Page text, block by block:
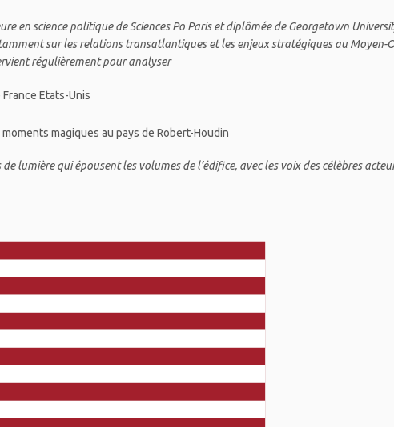
en science politique de Sciences Po Paris et diplômée de Georgetown
sur les relations transatlantiques et les enjeux stratégiques au Moyen-
régulièrement pour analyser
Etats-Unis
magiques au pays de Robert-Houdin
lumière qui épousent les volumes de l’édifice, avec les voix des célèbres